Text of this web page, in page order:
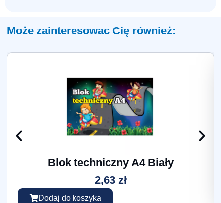
Może zainteresowac Cię również:
Blok techniczny A4 Biały
2,63 zł
Dodaj do koszyka